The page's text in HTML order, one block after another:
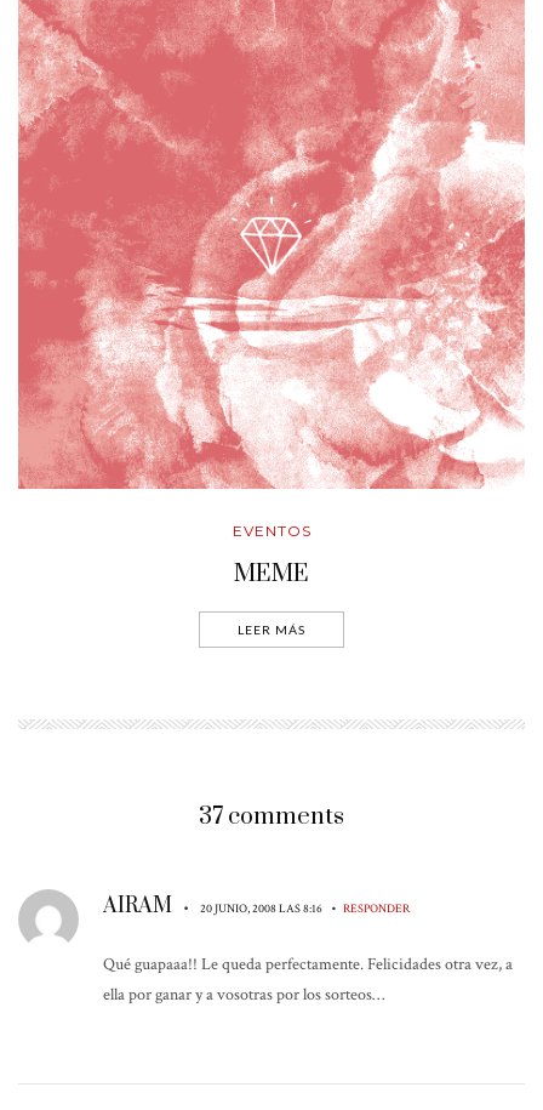
EVENTOS
MEME
LEER MÁS
37 comments
AIRAM • 20 JUNIO, 2008 LAS 8:16 • RESPONDER
Qué guapaaa!! Le queda perfectamente. Felicidades otra vez, a
ella por ganar y a vosotras por los sorteos…